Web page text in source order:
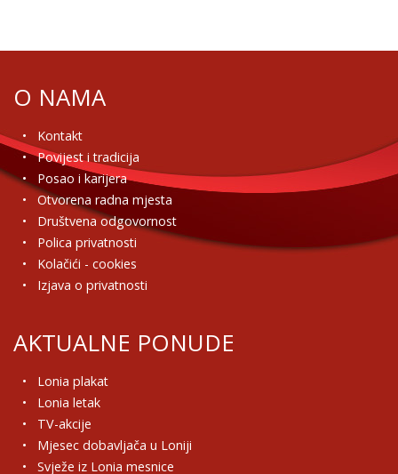
O NAMA
Kontakt
Povijest i tradicija
Posao i karijera
Otvorena radna mjesta
Društvena odgovornost
Polica privatnosti
Kolačići - cookies
Izjava o privatnosti
AKTUALNE PONUDE
Lonia plakat
Lonia letak
TV-akcije
Mjesec dobavljača u Loniji
Svježe iz Lonia mesnice